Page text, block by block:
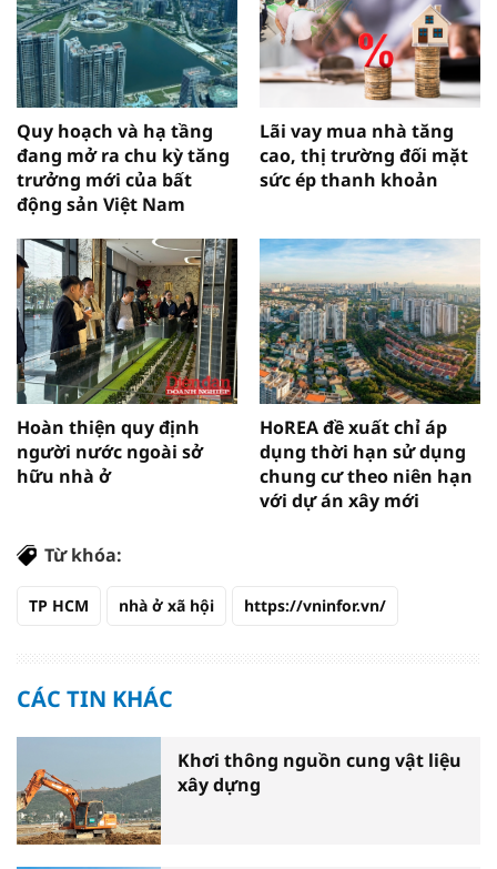
Quy hoạch và hạ tầng
đang mở ra chu kỳ tăng
trưởng mới của bất
động sản Việt Nam
Lãi vay mua nhà tăng
cao, thị trường đối mặt
sức ép thanh khoản
Hoàn thiện quy định
người nước ngoài sở
hữu nhà ở
HoREA đề xuất chỉ áp
dụng thời hạn sử dụng
chung cư theo niên hạn
với dự án xây mới
Từ khóa:
TP HCM nhà ở xã hội https://vninfor.vn/
CÁC TIN KHÁC
Khơi thông nguồn cung vật liệu
xây dựng